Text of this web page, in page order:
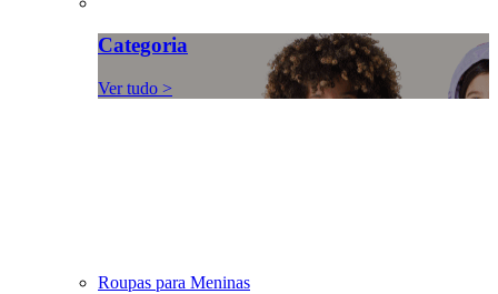
Categoria
Ver tudo >
Roupas para Meninas